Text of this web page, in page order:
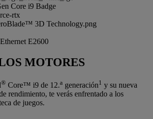
MOTORES
® Core™ i9 de 12.a generación1 y su nueva
rendimiento, te verás enfrentado a los
de juegos.